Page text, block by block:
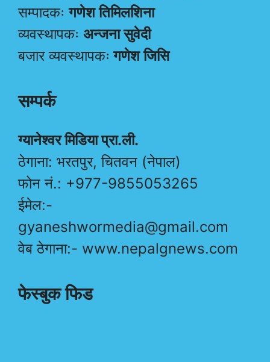
सम्पादकःगणेश तिमिलशिना
व्यवस्थापकः अन्जना सुवेदी
बजार व्यवस्थापकः गणेश जिसि
सम्पर्क
ग्यानेश्वर मिडिया प्रा.ली.
ठेगाना: भरतपुर, चितवन (नेपाल)
फोन नं.: +977-9855053265
ईमेल:-
gyaneshwormedia@gmail.com
वेब ठेगाना:- www.nepalgnews.com
फेस्बुक फिड